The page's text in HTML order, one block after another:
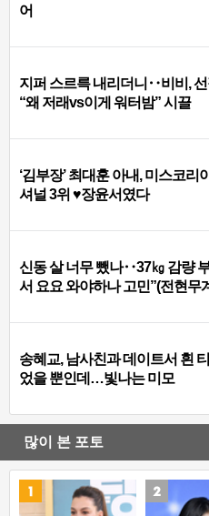
어
지퍼 스르륵 내리더니‥비비,
“왜 저래vs이게 워터밤” 시끌
‘김부장’ 최대훈 아내, 미스코리
셔널 3위 ♥장윤서였다
신동 살 너무 뺐나‥37㎏ 감량
서 요요 와야하나 고민”(전현무
송혜교, 남사친과 데이트서 흰
었을 뿐인데…빛나는 미모
많이 본 포토